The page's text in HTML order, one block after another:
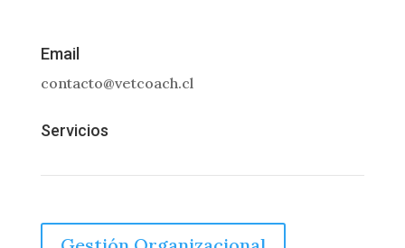
Email
contacto@vetcoach.cl
Servicios